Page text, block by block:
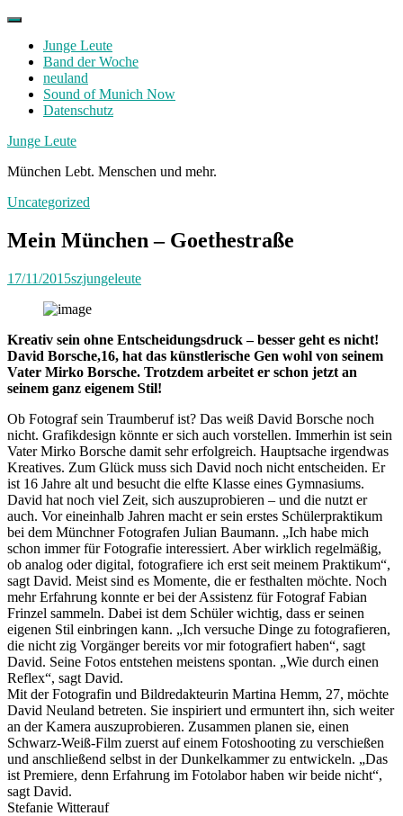
Skip
contentJunge Leute
Band der Woche
neuland
Sound of Munich Now
Datenschutz
Facebook
Twitter
Instagram
Junge Leute
München Lebt. Menschen und mehr.
Uncategorized
Mein München – Goethestraße
17/11/2015szjungeleute
Kreativ sein ohne Entscheidungsdruck – besser geht es nicht!
David Borsche,16, hat das künstlerische Gen wohl von seinem
Vater Mirko Borsche. Trotzdem arbeitet er schon jetzt an
seinem ganz eigenem Stil!
Ob Fotograf sein Traumberuf ist? Das weiß David Borsche noch
nicht. Grafikdesign könnte er sich auch vorstellen. Immerhin ist sein
Vater Mirko Borsche damit sehr erfolgreich. Hauptsache irgendwas
Kreatives. Zum Glück muss sich David noch nicht entscheiden. Er
ist 16 Jahre alt und besucht die elfte Klasse eines Gymnasiums.
David hat noch viel Zeit, sich auszuprobieren – und die nutzt er
auch. Vor eineinhalb Jahren macht er sein erstes Schülerpraktikum
bei dem Münchner Fotografen Julian Baumann. „Ich habe mich
schon immer für Fotografie interessiert. Aber wirklich regelmäßig,
ob analog oder digital, fotografiere ich erst seit meinem Praktikum“,
sagt David. Meist sind es Momente, die er festhalten möchte. Noch
mehr Erfahrung konnte er bei der Assistenz für Fotograf Fabian
Frinzel sammeln. Dabei ist dem Schüler wichtig, dass er seinen
eigenen Stil einbringen kann. „Ich versuche Dinge zu fotografieren,
die nicht zig Vorgänger bereits vor mir fotografiert haben“, sagt
David. Seine Fotos entstehen meistens spontan. „Wie durch einen
Reflex“, sagt David.
Mit der Fotografin und Bildredakteurin Martina Hemm, 27, möchte
David Neuland betreten. Sie inspiriert und ermuntert ihn, sich weiter
an der Kamera auszuprobieren. Zusammen planen sie, einen
Schwarz-Weiß-Film zuerst auf einem Fotoshooting zu verschießen
und anschließend selbst in der Dunkelkammer zu entwickeln. „Das
ist Premiere, denn Erfahrung im Fotolabor haben wir beide nicht“,
sagt David.
Stefanie Witterauf